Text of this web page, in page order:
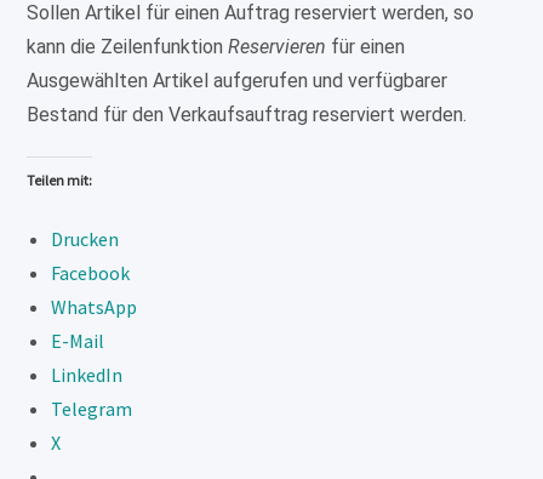
Sollen Artikel für einen Auftrag reserviert werden, so
kann die ZeilenfunktionReservieren für einen
Ausgewählten Artikel aufgerufen und verfügbarer
Bestand für den Verkaufsauftrag reserviert werden.
Teilen mit:
Drucken
Facebook
WhatsApp
E-Mail
LinkedIn
Telegram
X